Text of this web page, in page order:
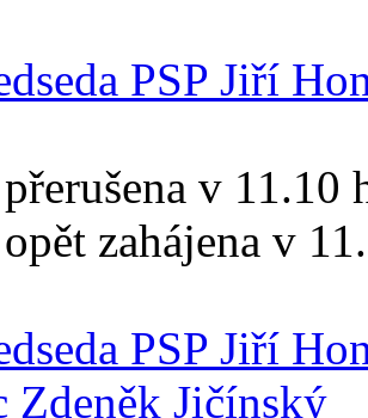
PSP Jiří
v 11.10
zahájena v
PSP Jiří
Zdeněk Jičínský